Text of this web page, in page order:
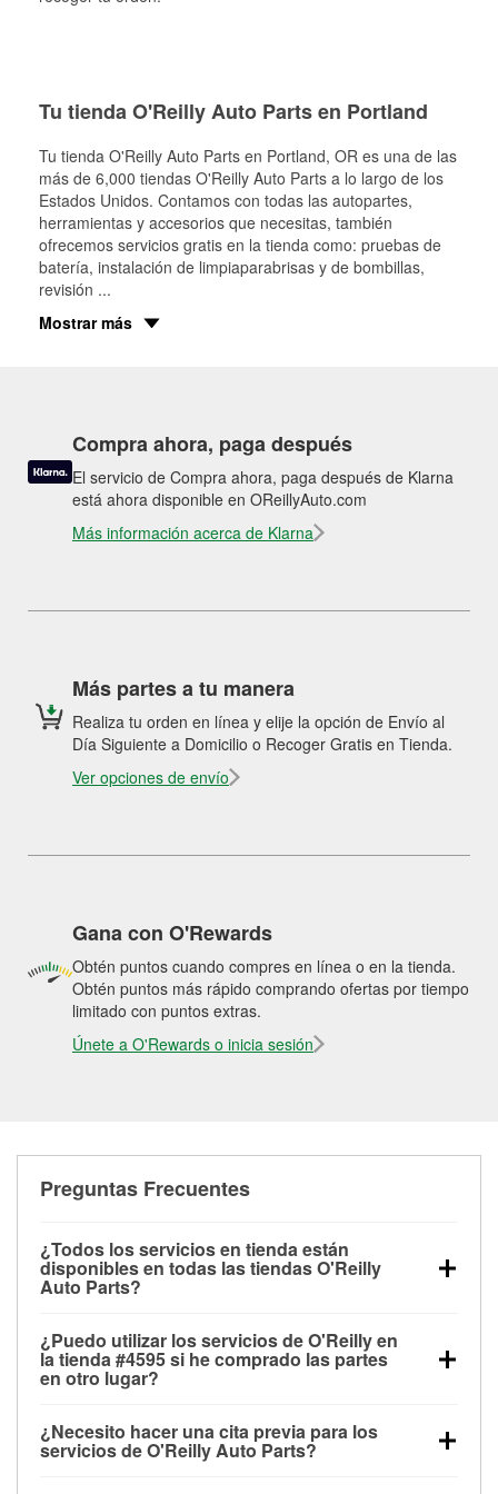
Tu tienda O'Reilly Auto Parts en Portland
Tu tienda O'Reilly Auto Parts en Portland, OR es una de las
más de 6,000 tiendas O'Reilly Auto Parts a lo largo de los
Estados Unidos. Contamos con todas las autopartes,
herramientas y accesorios que necesitas, también
ofrecemos servicios gratis en la tienda como: pruebas de
batería, instalación de limpiaparabrisas y de bombillas,
revisión ...
Mostrar más
Compra ahora, paga después
El servicio de Compra ahora, paga después de Klarna
está ahora disponible en OReillyAuto.com
Más información acerca de Klarna
Más partes a tu manera
Realiza tu orden en línea y elije la opción de Envío al
Día Siguiente a Domicilio o Recoger Gratis en Tienda.
Ver opciones de envío
Gana con O'Rewards
Obtén puntos cuando compres en línea o en la tienda.
Obtén puntos más rápido comprando ofertas por tiempo
limitado con puntos extras.
Únete a O'Rewards o inicia sesión
Preguntas Frecuentes
¿Todos los servicios en tienda están
disponibles en todas las tiendas O'Reilly
Auto Parts?
las pruebas de batería, pruebas de alternador y
motor de arranque, revisión de la luz “Check Engine”
con O'Reilly VeriScan® e instalación de
limpiaparabrisas o bombillas, están disponibles en
todas las tiendas O'Reilly Auto Parts. La tienda
¿Puedo utilizar los servicios de O'Reilly en
la tienda #4595 si he comprado las partes
en otro lugar?
de O'Reilly Auto Parts que estén disponibles en la
tienda #4595 de Portland, OR aunque hayas
¿Necesito hacer una cita previa para los
servicios de O'Reilly Auto Parts?